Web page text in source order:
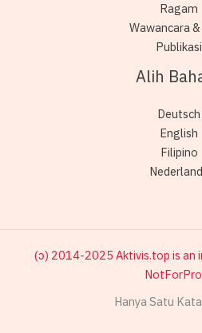
Ragam
Wawancara &
Publikasi
Alih
Deutsch
English
Filipino
(ɔ) 2014-2025 Aktivis.top is an
Hanya Satu